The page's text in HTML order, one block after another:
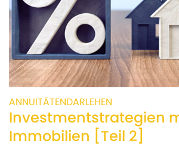
ANNUITÄTENDARLEHEN
Investmentstrategien
Immobilien [Teil 2]